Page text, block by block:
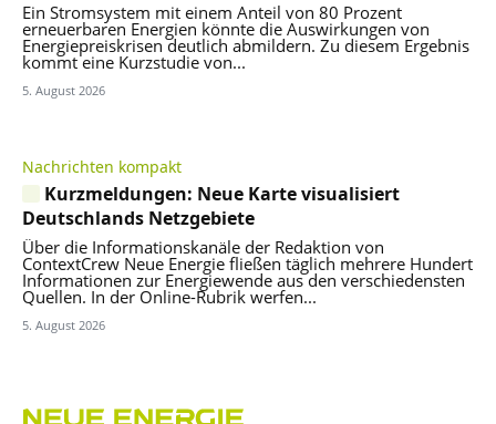
Ein Stromsystem mit einem Anteil von 80 Prozent
erneuerbaren Energien könnte die Auswirkungen von
Energiepreiskrisen deutlich abmildern. Zu diesem Ergebnis
kommt eine Kurzstudie von...
5. August 2026
Nachrichten kompakt
Kurzmeldungen: Neue Karte visualisiert
Deutschlands Netzgebiete
Über die Informationskanäle der Redaktion von
ContextCrew Neue Energie fließen täglich mehrere Hundert
Informationen zur Energiewende aus den verschiedensten
Quellen. In der Online-Rubrik werfen...
5. August 2026